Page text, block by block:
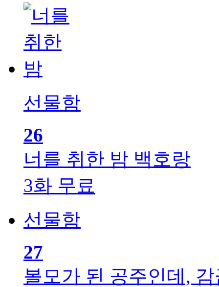
선물함
26
너를 취한 밤 백호랑
3화 무료
선물함
27
볼모가 된 공주인데,